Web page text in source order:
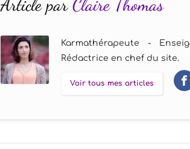
Article parClaire Thomas
Karmathérapeute -
Rédactrice en chef du site.
Voir tous mes articles